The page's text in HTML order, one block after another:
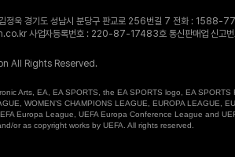
·김정욱 경기도 성남시 분당구 판교로 256번길 7 전화 :
사업자등록번호 : 220-87-17483호 통신판매업 신고
All Rights Reserved.
Arts, EA, EA SPORTS, the EA SPORTS logo, EA
WOMEN’S CHAMPIONS LEAGUE, EUROPA LEAGUE,
Europa League, UEFA Europa Conference League and
or as copyright works by UEFA. All rights reserved.